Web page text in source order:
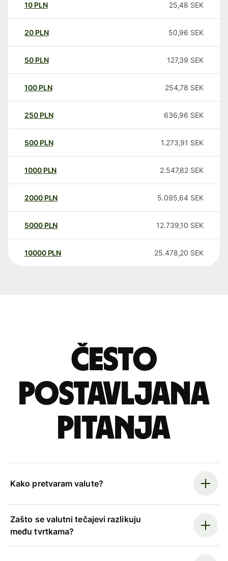
10 PLN 25,48 SEK
20 PLN 50,96 SEK
50 PLN 127,39 SEK
100 PLN 254,78 SEK
250 PLN 636,96 SEK
500 PLN 1.273,91 SEK
1000 PLN 2.547,82 SEK
2000 PLN 5.095,64 SEK
5000 PLN 12.739,10 SEK
10000 PLN 25.478,20 SEK
Često
postavljana
pitanja
Kako pretvaram valute?
Zašto se valutni tečajevi razlikuju
među tvrtkama?